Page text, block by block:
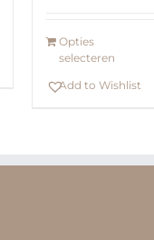
Opties
selecteren
Add to Wishlist